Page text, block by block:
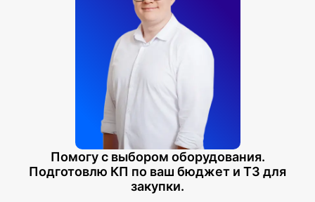
Помогу с выбором оборудования.
Подготовлю КП по ваш бюджет и ТЗ для
закупки.